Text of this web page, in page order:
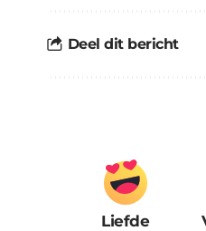
Deel dit bericht
Liefde